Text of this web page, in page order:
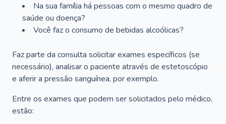
Na sua família há pessoas com o mesmo quadro de
saúde ou doença?
Você faz o consumo de bebidas alcoólicas?
Faz parte da consulta solicitar exames específicos (se
necessário), analisar o paciente através de estetoscópio
e aferir a pressão sanguínea, por exemplo.
Entre os exames que podem ser solicitados pelo médico,
estão: